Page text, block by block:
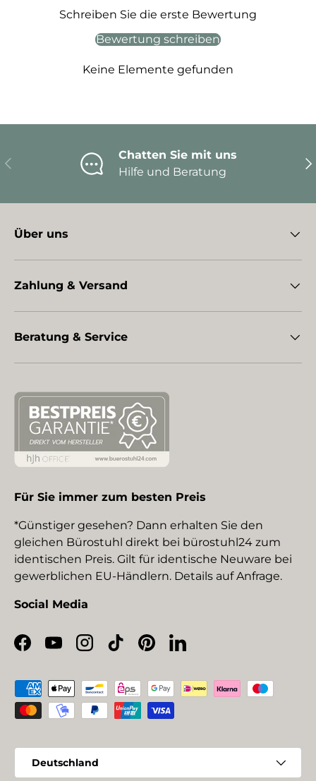
Schreiben Sie die erste Bewertung
Bewertung schreiben
Keine Elemente gefunden
Vorherige
Chatten Sie mit uns
Hilfe und Beratung
Über uns
Zahlung & Versand
Beratung & Service
Für Sie immer zum besten Preis
*Günstiger gesehen? Dann erhalten Sie den
gleichen Bürostuhl direkt bei bürostuhl24 zum
identischen Preis. Gilt für identische Neuware bei
gewerblichen EU-Händlern. Details auf Anfrage.
Social Media
Facebook
YouTubeInstagram
TikTokPinterestLinkedIn
Zahlungsmethoden
Deutschland